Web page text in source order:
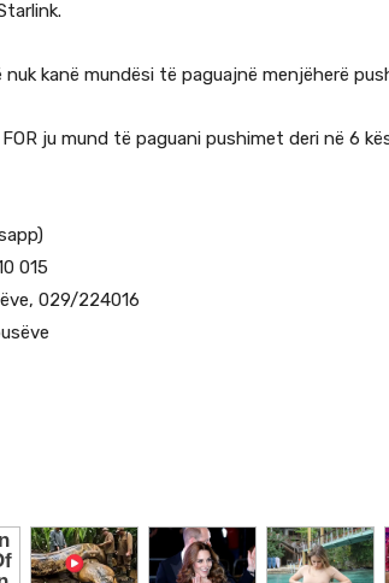
kanë mundësi të paguajnë menjëherë
ju mund të paguani pushimet deri në 6
015
029/224016